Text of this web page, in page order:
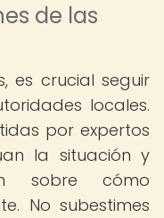
de las
es crucial seguir
locales.
por expertos
la situación y
sobre cómo
No subestimes